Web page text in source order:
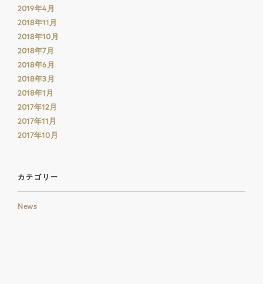
2019年4月
2018年11月
2018年10月
2018年7月
2018年6月
2018年3月
2018年1月
2017年12月
2017年11月
2017年10月
カテゴリー
News